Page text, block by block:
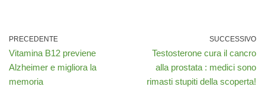
PRECEDENTE
Vitamina B12 previene
Alzheimer e migliora la
memoria
SUCCESSIVO
Testosterone cura il cancro
alla prostata : medici sono
rimasti stupiti della scoperta!